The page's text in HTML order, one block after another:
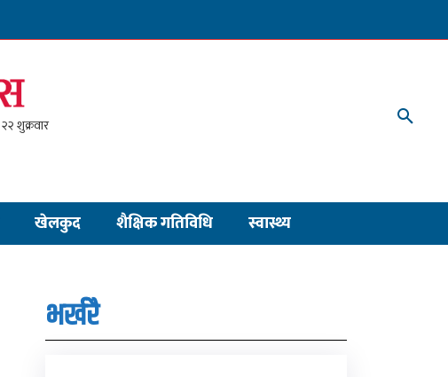
खेलकुद शैक्षिक गतिविधि स्वास्थ्य
भर्खरै